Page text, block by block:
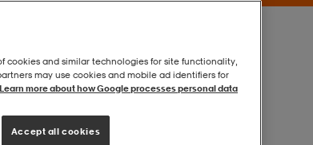
cookies and similar technologies for site functionality,
may use cookies and mobile ad identifiers for
Learn more about how Google processes personal data
Accept all cookies